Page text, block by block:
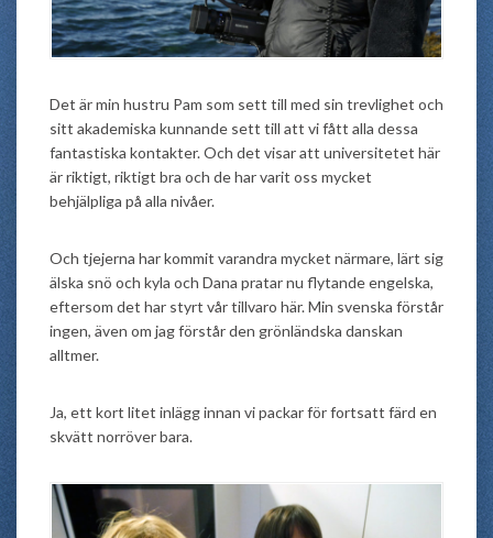
Det är min hustru Pam som sett till med sin trevlighet och
sitt akademiska kunnande sett till att vi fått alla dessa
fantastiska kontakter. Och det visar att universitetet här
är riktigt, riktigt bra och de har varit oss mycket
behjälpliga på alla nivåer.
Och tjejerna har kommit varandra mycket närmare, lärt sig
älska snö och kyla och Dana pratar nu flytande engelska,
eftersom det har styrt vår tillvaro här. Min svenska förstår
ingen, även om jag förstår den grönländska danskan
alltmer.
Ja, ett kort litet inlägg innan vi packar för fortsatt färd en
skvätt norröver bara.